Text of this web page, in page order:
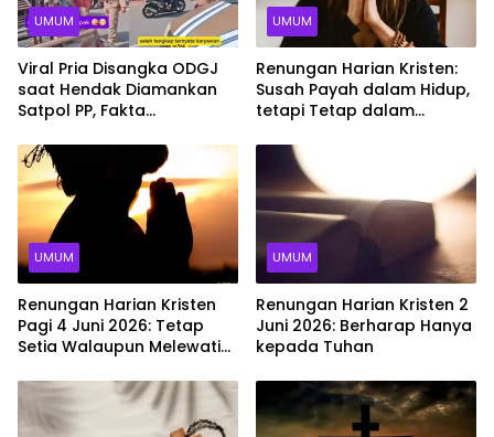
UMUM
Viral Pria Disangka ODGJ
saat Hendak Diamankan
Satpol PP, Fakta
UMUM
Renungan Harian Kristen:
Susah Payah dalam Hidup,
tetapi Tetap dalam
UMUM
Renungan Harian Kristen
Pagi 4 Juni 2026: Tetap
Setia Walaupun Melewati
UMUM
Renungan Harian Kristen 2
Juni 2026: Berharap Hanya
kepada Tuhan